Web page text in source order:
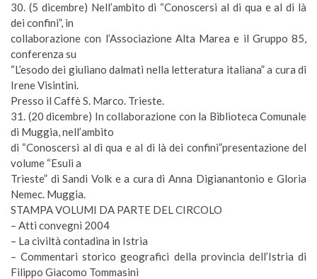
30. (5 dicembre) Nell’ambito di “Conoscersi al di qua e al di là
dei confini”, in
collaborazione con l’Associazione Alta Marea e il Gruppo 85,
conferenza su
“L’esodo dei giuliano dalmati nella letteratura italiana” a cura di
Irene Visintini.
Presso il Caffè S. Marco. Trieste.
31. (20 dicembre) In collaborazione con la Biblioteca Comunale
di Muggia, nell’ambito
di “Conoscersi al di qua e al di là dei confini”presentazione del
volume “Esuli a
Trieste” di Sandi Volk e a cura di Anna Digianantonio e Gloria
Nemec. Muggia.
STAMPA VOLUMI DA PARTE DEL CIRCOLO
– Atti convegni 2004
– La civiltà contadina in Istria
–Commentari storico geografici della provincia dell’Istria di
Filippo Giacomo Tommasini